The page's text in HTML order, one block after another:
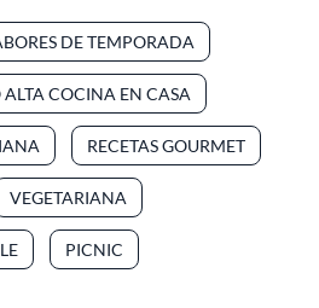
DE TEMPORADA
COCINA EN CASA
RECETAS GOURMET
VEGETARIANA
PICNIC